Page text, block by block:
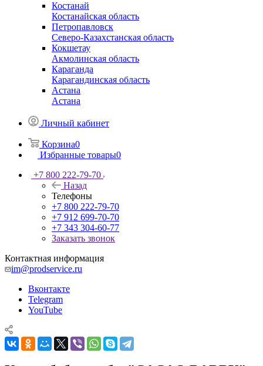
Костанай
Костанайская область
Петропавловск
Северо-Казахстанская область
Кокшетау
Акмолинская область
Караганда
Карагандинская область
Астана
Астана
Личный кабинет
Корзина0
Избранные товары0
+7 800 222-79-70
Назад
Телефоны
+7 800 222-79-70
+7 912 699-70-70
+7 343 304-60-77
Заказать звонок
Контактная информация
im@prodservice.ru
Вконтакте
Telegram
YouTube